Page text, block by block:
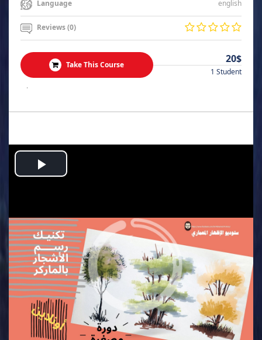
Language english
Reviews (0)
Take This Course 20$
1 Student
.
Play